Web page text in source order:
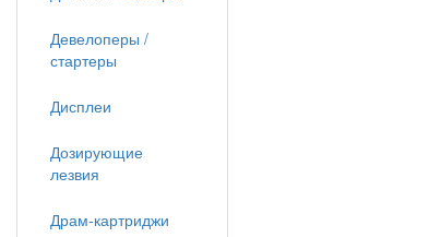
Девелоперы /
стартеры
Дисплеи
Дозирующие
лезвия
Драм-картриджи